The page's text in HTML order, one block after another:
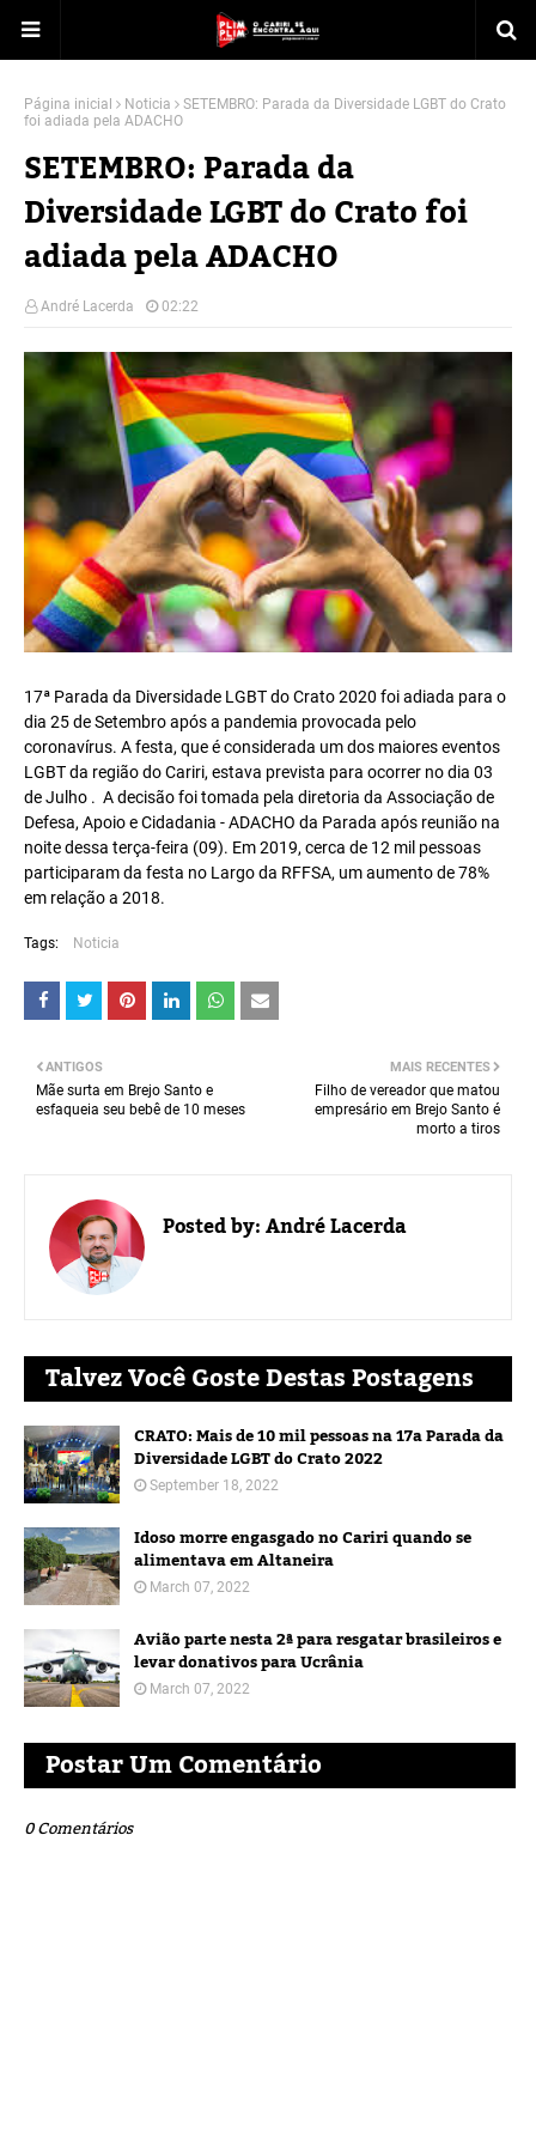
Página inicial Noticia
SETEMBRO: Parada da Diversidade LGBT do Crato
foi adiada pela ADACHO
SETEMBRO: Parada da
Diversidade LGBT do Crato foi
adiada pela ADACHO
André Lacerda 02:22
17ª Parada da Diversidade LGBT do Crato 2020 foi adiada para o
dia 25 de Setembro após a pandemia provocada pelo
coronavírus. A festa, que é considerada um dos maiores eventos
LGBT da região do Cariri, estava prevista para ocorrer no dia 03
de Julho . A decisão foi tomada pela diretoria da Associação de
Defesa, Apoio e Cidadania - ADACHO da Parada após reunião na
noite dessa terça-feira (09). Em 2019, cerca de 12 mil pessoas
participaram da festa no Largo da RFFSA, um aumento de 78%
em relação a 2018.
Tags: Noticia
MAIS RECENTES
Filho de vereador que matou
empresário em Brejo Santo é
morto a tiros
ANTIGOS
Mãe surta em Brejo Santo e
esfaqueia seu bebê de 10 meses
Posted by:André Lacerda
Talvez Você Goste Destas Postagens
CRATO: Mais de 10 mil pessoas na 17a Parada da
Diversidade LGBT do Crato 2022
September 18, 2022
Idoso morre engasgado no Cariri quando se
alimentava em Altaneira
March 07, 2022
Avião parte nesta 2ª para resgatar brasileiros e
levar donativos para Ucrânia
March 07, 2022
Postar Um Comentário
0 Comentários